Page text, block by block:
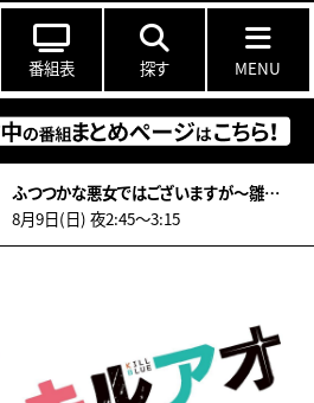
番組表 探す MENU
ふつつかな悪女ではございますが～雛宮蝶鼠とりかえ伝～ 第5 話
8月9日(日) 夜2:45〜3:15